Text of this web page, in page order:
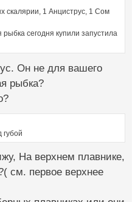
скалярии, 1 Анциструс, 1 Сом
сегодня купили запустила
Он не для вашего
рыбка?
губой
На верхнем плавнике,
см. первое верхнее